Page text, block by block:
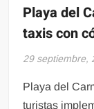
Playa del
taxis con
29 septiembre,
Playa del
turistas